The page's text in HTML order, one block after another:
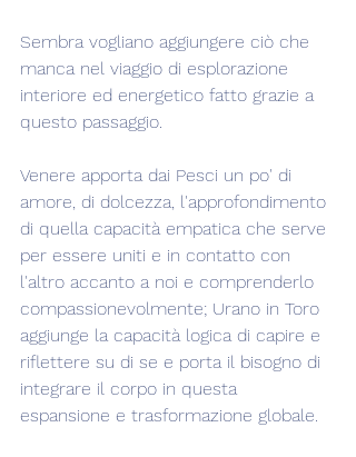
Sembra vogliano aggiungere ciò che
manca nel viaggio di esplorazione
interiore ed energetico fatto grazie a
questo passaggio.
Venere apporta dai Pesci un po' di
amore, di dolcezza, l'approfondimento
di quella capacità empatica che serve
per essere uniti e in contatto con
l'altro accanto a noi e comprenderlo
compassionevolmente; Urano in Toro
aggiunge la capacità logica di capire e
riflettere su di se e porta il bisogno di
integrare il corpo in questa
espansione e trasformazione globale.